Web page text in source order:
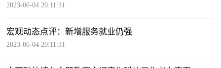
2023-06-04 20:11:31
宏观动态点评：新增服务就业仍强
2023-06-04 20:11:31